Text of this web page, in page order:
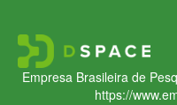
Empresa Brasileira de
https://